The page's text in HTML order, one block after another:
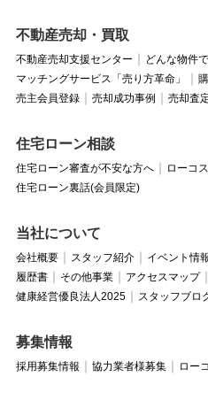
不動産売却・買取
不動産売却支援センター
どんな物件
マッチングサービス「売り方革命」
売主会員登録
売却成功事例 売却査
住宅ローン相談
住宅ローン審査が不安な方へ
ローコ
住宅ローン裏話(会員限定)
当社について
会社概要 スタッフ紹介 イベント情
履歴書
その他事業 アクセスマップ
健康経営優良法人2025
スタッフブロ
募集情報
採用募集情報 協力業者様募集 ロー